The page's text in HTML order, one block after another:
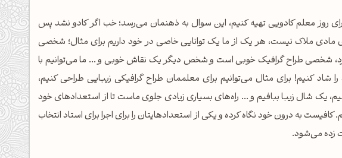
روز معلم کادویی تهیه کنیم، این سوال به ذهنمان می‌رسد؛ خب اگر کادو نشد پس
ملاک نیست، هر یک از ما یک توانایی خاصی در خود داریم برای مثال؛ شخصی
شخصی طراح گرافیک خوبی است و شخص دیگر یک نقاش خوبی و ... ما می‌توانیم با
شاد کنیم! برای مثال می‌توانیم برای معلممان طراح گرافیکی زیبایی طراحی کنیم،
یک شال زیبا ببافیم و ... راه‌های بسیاری زیادی جلوی ماست تا از استعدادهای خود
کافیست به درون خود نگاه کرده و یکی از استعدادهایتان را برای اجرا برای استاد انتخاب
زده می‌شود.